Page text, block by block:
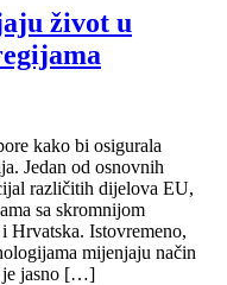
život u
kako bi osigurala
Jedan od osnovnih
različitih dijelova EU,
sa skromnijom
Hrvatska. Istovremeno,
mijenjaju način
je jasno […]